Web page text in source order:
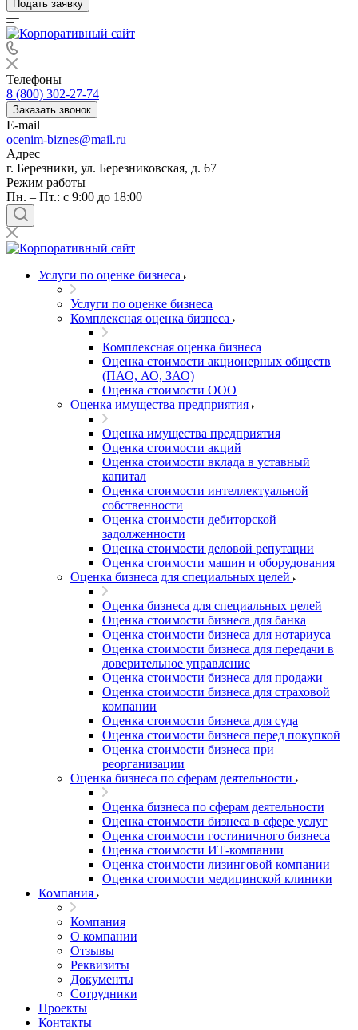
Подать заявку
Телефоны
8 (800) 302-27-74
Заказать звонок
E-mail
ocenim-biznes@mail.ru
Адрес
г. Березники, ул. Березниковская, д. 67
Режим работы
Пн. – Пт.: с 9:00 до 18:00
Услуги по оценке бизнеса
Услуги по оценке бизнеса
Комплексная оценка бизнеса
Комплексная оценка бизнеса
Оценка стоимости акционерных обществ
(ПАО, АО, ЗАО)
Оценка стоимости ООО
Оценка имущества предприятия
Оценка имущества предприятия
Оценка стоимости акций
Оценка стоимости вклада в уставный
капитал
Оценка стоимости интеллектуальной
собственности
Оценка стоимости дебиторской
задолженности
Оценка стоимости деловой репутации
Оценка стоимости машин и оборудования
Оценка бизнеса для специальных целей
Оценка бизнеса для специальных целей
Оценка стоимости бизнеса для банка
Оценка стоимости бизнеса для нотариуса
Оценка стоимости бизнеса для передачи в
доверительное управление
Оценка стоимости бизнеса для продажи
Оценка стоимости бизнеса для страховой
компании
Оценка стоимости бизнеса для суда
Оценка стоимости бизнеса перед покупкой
Оценка стоимости бизнеса при
реорганизации
Оценка бизнеса по сферам деятельности
Оценка бизнеса по сферам деятельности
Оценка стоимости бизнеса в сфере услуг
Оценка стоимости гостиничного бизнеса
Оценка стоимости ИТ-компании
Оценка стоимости лизинговой компании
Оценка стоимости медицинской клиники
Компания
Компания
О компании
Отзывы
Реквизиты
Документы
Сотрудники
Проекты
Контакты